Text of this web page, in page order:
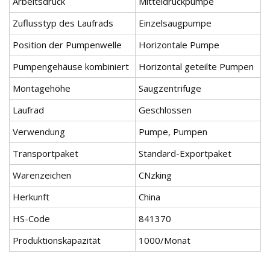
Zuflusstyp des Laufrads
Einzelsaugpumpe
Position der Pumpenwelle
Horizontale Pumpe
Pumpengehäuse kombiniert
Horizontal geteilte Pumpen
Montagehöhe
Saugzentrifuge
Laufrad
Geschlossen
Verwendung
Pumpe, Pumpen
Transportpaket
Standard-Exportpaket
Warenzeichen
CNzking
Herkunft
China
HS-Code
841370
Produktionskapazität
1000/Monat